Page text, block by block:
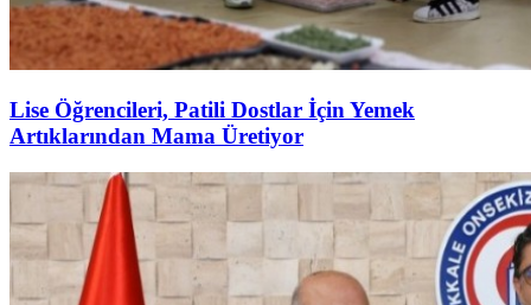
Lise Öğrencileri, Patili Dostlar İçin Yemek
Artıklarından Mama Üretiyor